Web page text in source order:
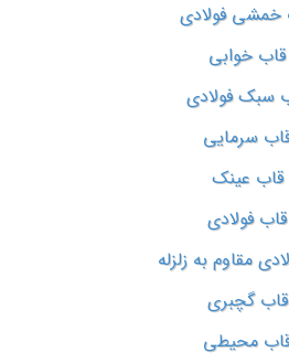
خمشی فولادی
قاب خوابی
سبک فولادی
سرمایی
قاب عینک
قاب فولادی
مقاوم به زلزله
قاب گچبری
محیطی